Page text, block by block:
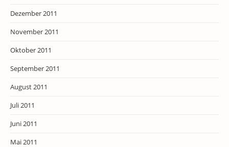
Dezember 2011
November 2011
Oktober 2011
September 2011
August 2011
Juli 2011
Juni 2011
Mai 2011